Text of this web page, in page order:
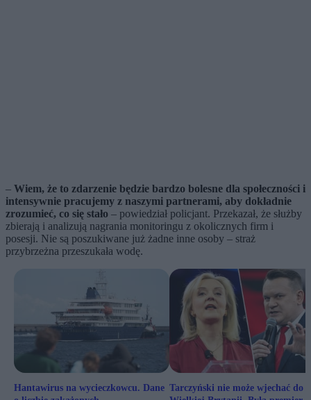
– Wiem, że to zdarzenie będzie bardzo bolesne dla społeczności i
intensywnie pracujemy z naszymi partnerami, aby dokładnie
zrozumieć, co się stało – powiedział policjant. Przekazał, że służby
zbierają i analizują nagrania monitoringu z okolicznych firm i
posesji. Nie są poszukiwane już żadne inne osoby – straż
przybrzeżna przeszukała wodę.
Hantawirus na wycieczkowcu. Dane Tarczyński nie może wjechać do